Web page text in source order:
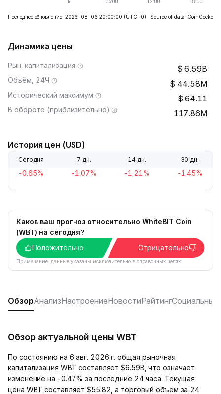
Последнее обновление: 2026-08-06 20:00:00 (UTC+0) Source of data: CoinGecko
Динамика цены
Рын. капитализация 6.59B
Объём, 24Ч 44.58M
Исторический максимум 64.11
В обороте (приблизительно) 117.86M
История цен (USD)
Сегодня 7 дн. 14 дн. 30 дн.
-0.65% -1.07% -1.21% -1.45%
Каков ваш прогноз относительно WhiteBIT Coin
(WBT) на сегодня?
Положительно
Отрицательно
Примечание: данные указаны исключительно в справочных целях.
ОбзорАнализНастроениеНовостиРейтингСоциальные
Обзор актуальной цены WBT
По состоянию на 6 авг. 2026 г. общая рыночная
капитализация WBT составляет $6.59B, что означает
изменение на -0.47% за последние 24 часа. Текущая
цена WBT составляет $55.82, а торговый объем за 24